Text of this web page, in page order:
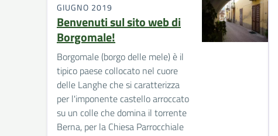
GIUGNO 2019
Benvenuti sul sito web di
Borgomale!
Borgomale (borgo delle mele) è il
tipico paese collocato nel cuore
delle Langhe che si caratterizza
per l'imponente castello arroccato
su un colle che domina il torrente
Berna, per la Chiesa Parrocchiale